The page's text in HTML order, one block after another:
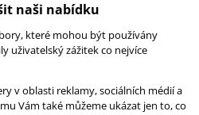
naši nabídku
které mohou být používány
uživatelský zážitek co nejvíce
v oblasti reklamy, sociálních médií a
Vám také můžeme ukázat jen to, co